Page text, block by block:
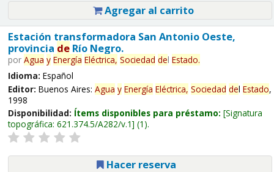
Agregar al carrito
Estación transformadora San Antonio Oeste,
provincia deRío Negro.
por Agua y Energía Eléctrica, Sociedad del Estado.
Idioma: Español
Editor: Buenos Aires: Agua y Energía Eléctrica, Sociedad del Estado,
1998
Disponibilidad: Ítems disponibles para préstamo: Signatura
topográfica: 621.374.5/A282/v.1 (1).
Hacer reserva